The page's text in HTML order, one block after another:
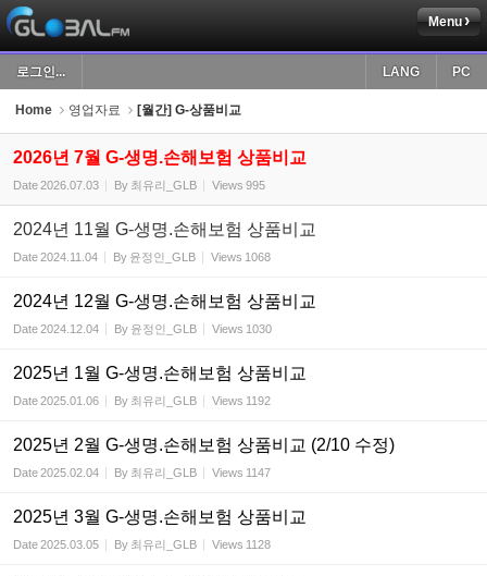
Menu
로그인... PC
LANG
Home 영업자료 [월간] G-상품비교
2026년 7월 G-생명.손해보험 상품비교
Date2026.07.03 By 최유리_GLB Views 995
2024년 11월 G-생명.손해보험 상품비교
Date2024.11.04 By 윤정인_GLB Views 1068
2024년 12월 G-생명.손해보험 상품비교
Date2024.12.04 By 윤정인_GLB Views 1030
2025년 1월 G-생명.손해보험 상품비교
Date2025.01.06 By 최유리_GLB Views 1192
2025년 2월 G-생명.손해보험 상품비교 (2/10 수정)
Date2025.02.04 By 최유리_GLB Views 1147
2025년 3월 G-생명.손해보험 상품비교
Date2025.03.05 By 최유리_GLB Views 1128
Sketchbook5, 스케치북5
Sketchbook5, 스케치북5